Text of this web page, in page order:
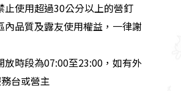
止使用超過30公分以上的營釘
內品質及露友使用權益，一律謝
放時段為07:00至23:00，如有外
台或營主